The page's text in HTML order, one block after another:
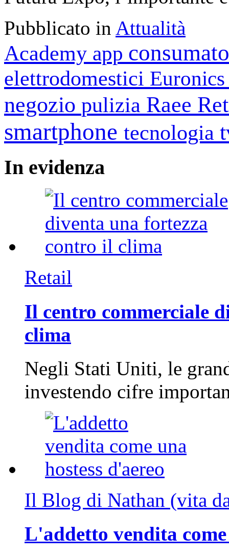
Pubblicato in Attualità
Academy app
elettrodomestici
negozio pulizia Raee
smartphone tecnologia
In evidenza
Retail
Il centro commerciale
clima
Negli Stati Uniti, le
investendo cifre
Il Blog di Nathan (vita
L'addetto vendita